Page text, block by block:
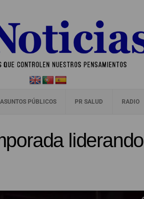
ASUNTOS PÚBLICOS PR SALUD RADIO
liderando